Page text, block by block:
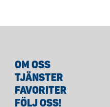
OM OSS
TJÄNSTER
FAVORITER
FÖLJ OSS!